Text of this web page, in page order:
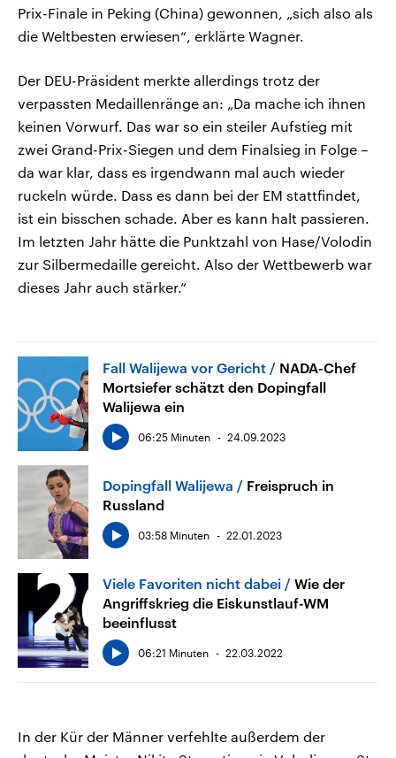
Prix-Finale in Peking (China) gewonnen, „sich also als
die Weltbesten erwiesen“, erklärte Wagner.
Der DEU-Präsident merkte allerdings trotz der
verpassten Medaillenränge an: „Da mache ich ihnen
keinen Vorwurf. Das war so ein steiler Aufstieg mit
zwei Grand-Prix-Siegen und dem Finalsieg in Folge –
da war klar, dass es irgendwann mal auch wieder
ruckeln würde. Dass es dann bei der EM stattfindet,
ist ein bisschen schade. Aber es kann halt passieren.
Im letzten Jahr hätte die Punktzahl von Hase/Volodin
zur Silbermedaille gereicht. Also der Wettbewerb war
dieses Jahr auch stärker.“
Fall Walijewa vor Gericht
NADA-Chef
Mortsiefer schätzt den Dopingfall
Walijewa ein
06:25 Minuten 24.09.2023
Dopingfall Walijewa
Freispruch in
Russland
03:58 Minuten 22.01.2023
Viele Favoriten nicht dabei
Wie der
Angriffskrieg die Eiskunstlauf-WM
beeinflusst
06:21 Minuten 22.03.2022
In der Kür der Männer verfehlte außerdem der